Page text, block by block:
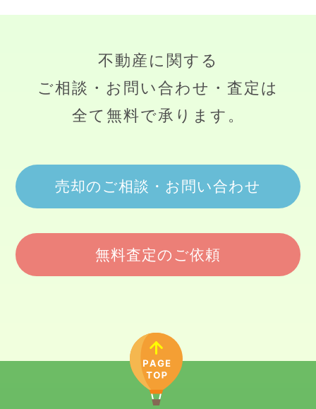
不動産に関する
ご相談・お問い合わせ・査定は
全て無料で承ります。
売却のご相談・お問い合わせ
無料査定のご依頼